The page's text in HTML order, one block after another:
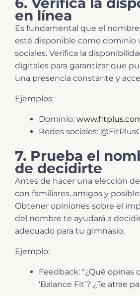
en línea
Es fundamental que el
esté disponible como dominio
sociales. Verifica la
digitales para garantizar que
una presencia constante y
Ejemplos:
Dominio:
Redes sociales:
7. Prueba el
de decidirte
Antes de hacer una elección
con familiares, amigos y
Obtener opiniones sobre el
del nombre te ayudará a
adecuado para tu gimnasio.
Ejemplo:
Feedback: “¿Qué opinas
‘Balance Fit’? ¿Te atrae